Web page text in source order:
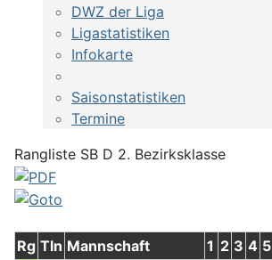
DWZ der Liga
Ligastatistiken
Infokarte
Saisonstatistiken
Termine
Rangliste SB D 2. Bezirksklasse
Rg Tln Mannschaft 1 2 3 4 5